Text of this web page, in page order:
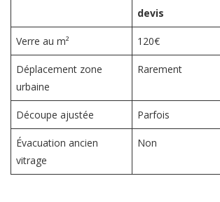
devis
Verre au m² 120€
Déplacement zone
urbaine
Rarement
Découpe ajustée Parfois
Évacuation ancien
vitrage
Non